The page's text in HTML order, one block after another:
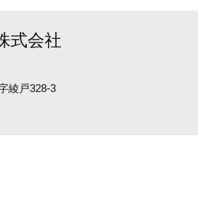
式会社
綾戸328-3